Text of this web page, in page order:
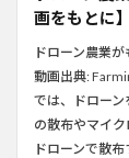
画をもとに】
ドローン農業
動画出典:
では、ドロー
の散布やマイ
ドローンで散